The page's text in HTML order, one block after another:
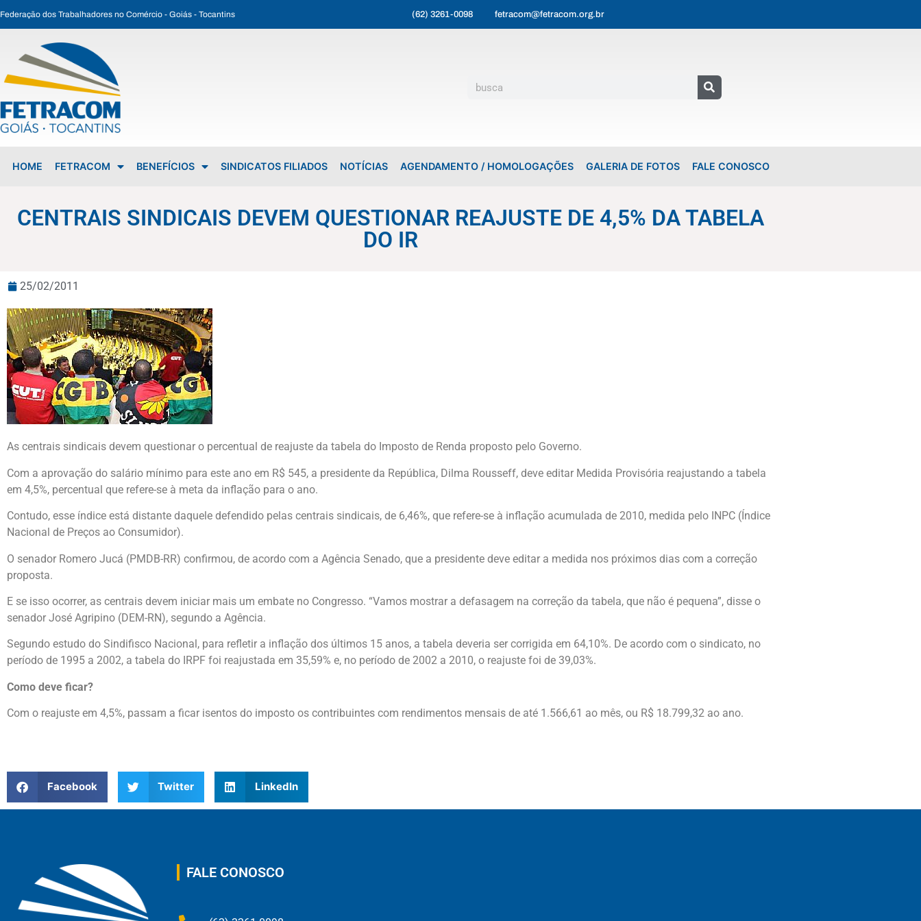
Federação dos Trabalhadores no Comércio - Goiás - Tocantins (62) 3261-0098 fetracom@fetracom.org.br
HOME FETRACOM BENEFÍCIOS SINDICATOS FILIADOS NOTÍCIAS AGENDAMENTO / HOMOLOGAÇÕES GALERIA DE FOTOS FALE CONOSCO
CENTRAIS SINDICAIS DEVEM QUESTIONAR REAJUSTE DE 4,5% DA TABELA
DO IR
25/02/2011
As centrais sindicais devem questionar o percentual de reajuste da tabela do Imposto de Renda proposto pelo Governo.
Com a aprovação do salário mínimo para este ano em R$ 545, a presidente da República, Dilma Rousseff, deve editar Medida Provisória reajustando a tabela
em 4,5%, percentual que refere-se à meta da inflação para o ano.
Contudo, esse índice está distante daquele defendido pelas centrais sindicais, de 6,46%, que refere-se à inflação acumulada de 2010, medida pelo INPC (Índice
Nacional de Preços ao Consumidor).
O senador Romero Jucá (PMDB-RR) confirmou, de acordo com a Agência Senado, que a presidente deve editar a medida nos próximos dias com a correção
proposta.
E se isso ocorrer, as centrais devem iniciar mais um embate no Congresso. “Vamos mostrar a defasagem na correção da tabela, que não é pequena”, disse o
senador José Agripino (DEM-RN), segundo a Agência.
Segundo estudo do Sindifisco Nacional, para refletir a inflação dos últimos 15 anos, a tabela deveria ser corrigida em 64,10%. De acordo com o sindicato, no
período de 1995 a 2002, a tabela do IRPF foi reajustada em 35,59% e, no período de 2002 a 2010, o reajuste foi de 39,03%.
Como deve ficar?
Com o reajuste em 4,5%, passam a ficar isentos do imposto os contribuintes com rendimentos mensais de até 1.566,61 ao mês, ou R$ 18.799,32 ao ano.
Facebook Twitter LinkedIn
FALE CONOSCO